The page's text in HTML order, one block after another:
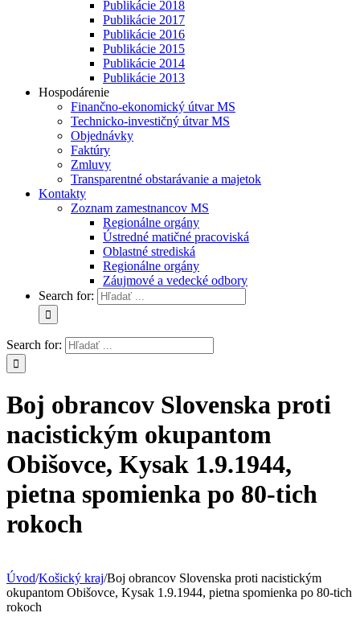
Publikácie 2018
Publikácie 2017
Publikácie 2016
Publikácie 2015
Publikácie 2014
Publikácie 2013
Hospodárenie
Finančno-ekonomický útvar MS
Technicko-investičný útvar MS
Objednávky
Faktúry
Zmluvy
Transparentné obstarávanie a majetok
Kontakty
Zoznam zamestnancov MS
Regionálne orgány
Ústredné matičné pracoviská
Oblastné strediská
Regionálne orgány
Záujmové a vedecké odbory
Search for:
Search for:
Boj obrancov Slovenska proti
nacistickým okupantom
Obišovce, Kysak 1.9.1944,
pietna spomienka po 80-tich
rokoch
Úvod/Košický kraj/Boj obrancov Slovenska proti nacistickým
okupantom Obišovce, Kysak 1.9.1944, pietna spomienka po 80-tich
rokoch